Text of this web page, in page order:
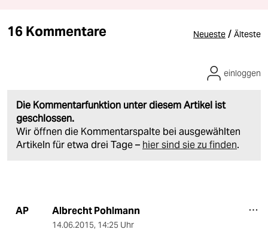
16 Kommentare Neueste / Älteste
Die Kommentarfunktion unter diesem Artikel ist
geschlossen.
Wir öffnen die Kommentarspalte bei ausgewählten
Artikeln für etwa drei Tage – hier sind sie zu finden.
einloggen
AP Albrecht Pohlmann
14.06.2015, 14:25 Uhr